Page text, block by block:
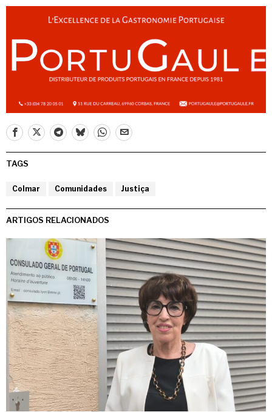
TAGS
Colmar Comunidades Justiça
ARTIGOS RELACIONADOS